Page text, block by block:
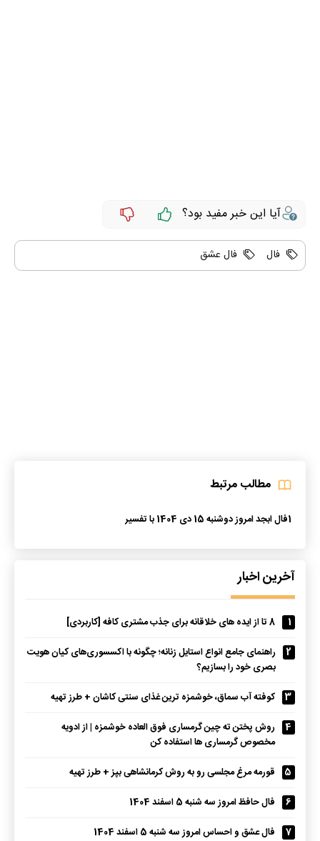
آیا این خبر مفید بود؟
فال فال عشق
مطالب مرتبط
1فال ابجد امروز دوشنبه 15 دی 1404 با تفسیر
آخرین اخبار
1
8 تا از ایده های خلاقانه برای جذب مشتری کافه [کاربردی]
2
راهنمای جامع انواع استایل زنانه؛ چگونه با اکسسوری‌های کیان هویت
بصری خود را بسازیم؟
3
کوفته آب سماق، خوشمزه ترین غذای سنتی کاشان + طرز تهیه
4
روش پختن ته چین گرمساری فوق العاده خوشمزه | از ادویه
مخصوص گرمساری ها استفاده کن
5
قورمه مرغ مجلسی رو به روش کرمانشاهی بپز + طرز تهیه
6
فال حافظ امروز سه شنبه 5 اسفند 1404
7
فال عشق و احساس امروز سه شنبه 5 اسفند 1404